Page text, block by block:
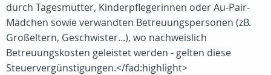
durch Tagesmütter, Kinderpflegerinnen oder Au-Pair-
Mädchen sowie verwandten Betreuungspersonen (zB.
Großeltern, Geschwister...), wo nachweislich
Betreuungskosten geleistet werden - gelten diese
Steuervergünstigungen.</fad:highlight>